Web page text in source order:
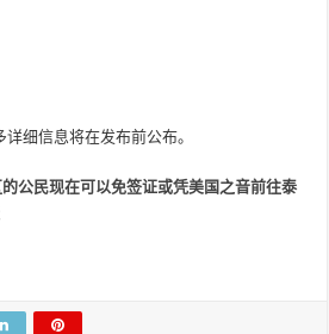
细信息将在发布前公布。
公民现在可以免签证或凭美国之音前往泰